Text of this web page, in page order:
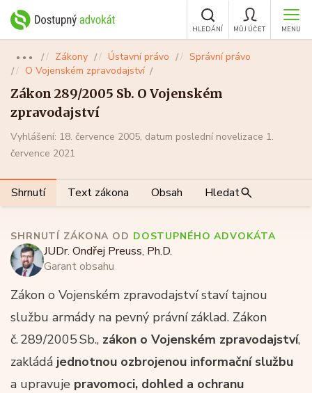
MENU
MŮJ ÚČET
HLEDÁNÍ
●●● Zákony Ústavní právo
Správní právo
O Vojenském zpravodajství
Zákon 289/2005 Sb. O Vojenském
zpravodajství
Vyhlášení: 18. července 2005, datum poslední novelizace 1.
července 2021
Shrnutí Text zákona Obsah Hledat
SHRNUTÍ ZÁKONA OD DOSTUPNÉHO ADVOKÁTA
JUDr. Ondřej Preuss, Ph.D.
Garant obsahu
Zákon o Vojenském zpravodajství staví tajnou
službu armády na pevný právní základ. Zákon
č. 289/2005 Sb., zákon o Vojenském zpravodajství,
zakládá jednotnou ozbrojenou informační službu
a upravuje pravomoci, dohled a ochranu